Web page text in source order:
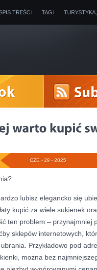
TREŚCI TAGI
CZE - 29 - 2025
lubisz elegancko się
kupić za wiele sukienek
ten problem – przynajmniej
sklepów internetowych,
Przykładowo pod
można bez